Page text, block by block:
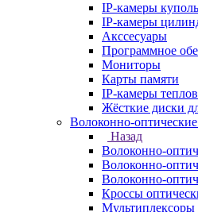
IP-камеры
IP-камеры
Акссесуары
Программное
Мониторы
Карты памяти
IP-камеры
Жёсткие диски
Волоконно-
Назад
Волоконно-
Волоконно-
Волоконно-
Кроссы
Мультиплексоры